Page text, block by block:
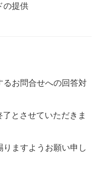
の提供
るお問合せへの回答対
とさせていただきま
ますようお願い申し